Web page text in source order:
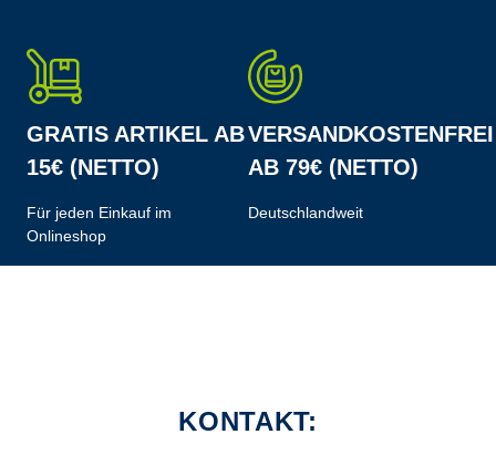
GRATIS ARTIKEL AB
15€ (NETTO)
Für jeden Einkauf im
Onlineshop
VERSANDKOSTENFREI
AB 79€ (NETTO)
Deutschlandweit
KONTAKT: